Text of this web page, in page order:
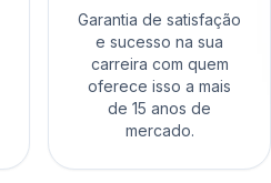
Garantia de satisfação
e sucesso na sua
carreira com quem
oferece isso a mais
de 15 anos de
mercado.